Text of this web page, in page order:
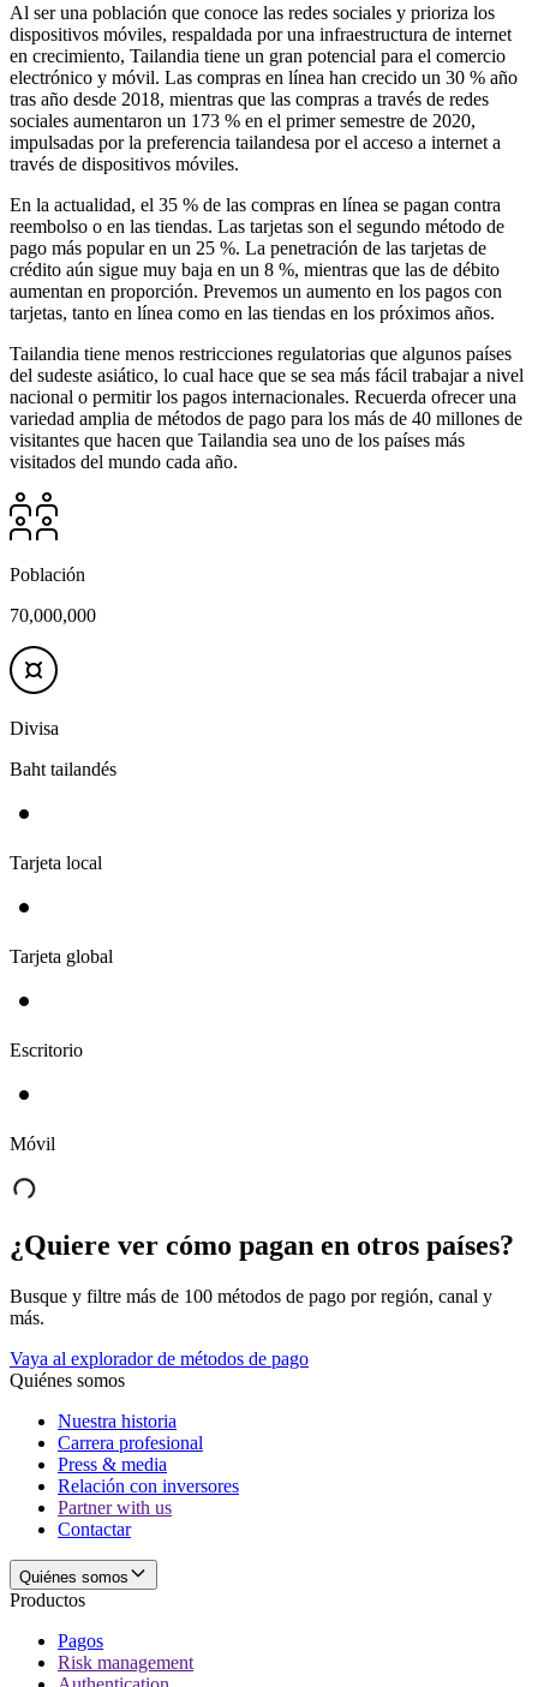
Al ser una población que conoce las redes sociales y prioriza los
dispositivos móviles, respaldada por una infraestructura de internet
en crecimiento, Tailandia tiene un gran potencial para el comercio
electrónico y móvil. Las compras en línea han crecido un 30 % año
tras año desde 2018, mientras que las compras a través de redes
sociales aumentaron un 173 % en el primer semestre de 2020,
impulsadas por la preferencia tailandesa por el acceso a internet a
través de dispositivos móviles.
En la actualidad, el 35 % de las compras en línea se pagan contra
reembolso o en las tiendas. Las tarjetas son el segundo método de
pago más popular en un 25 %. La penetración de las tarjetas de
crédito aún sigue muy baja en un 8 %, mientras que las de débito
aumentan en proporción. Prevemos un aumento en los pagos con
tarjetas, tanto en línea como en las tiendas en los próximos años.
Tailandia tiene menos restricciones regulatorias que algunos países
del sudeste asiático, lo cual hace que se sea más fácil trabajar a nivel
nacional o permitir los pagos internacionales. Recuerda ofrecer una
variedad amplia de métodos de pago para los más de 40 millones de
visitantes que hacen que Tailandia sea uno de los países más
visitados del mundo cada año.
Población
70,000,000
Divisa
Baht tailandés
Tarjeta local
Tarjeta global
Escritorio
Móvil
¿Quiere ver cómo pagan en otros países?
Busque y filtre más de 100 métodos de pago por región, canal y
más.
Vaya al explorador de métodos de pago
Quiénes somos
Nuestra historia
Carrera profesional
Press & media
Relación con inversores
Partner with us
Contactar
Quiénes somos
Productos
Pagos
Risk management